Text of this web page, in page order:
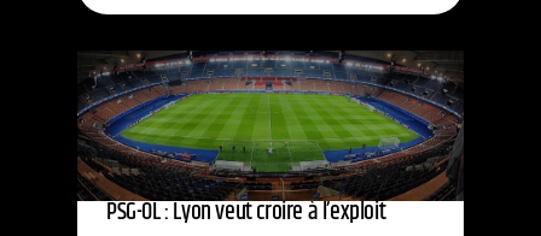
PSG-OL : Lyon veut croire à l’exploit